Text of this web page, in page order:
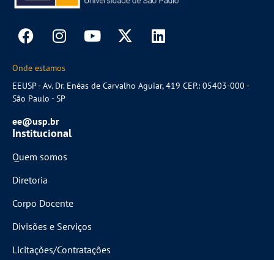
Onde estamos
EEUSP - Av. Dr. Enéas de Carvalho Aguiar, 419 CEP.: 05403-000 -
São Paulo - SP
ee@usp.br
Institucional
Quem somos
Diretoria
Corpo Docente
Divisões e Serviços
Licitações/Contratações